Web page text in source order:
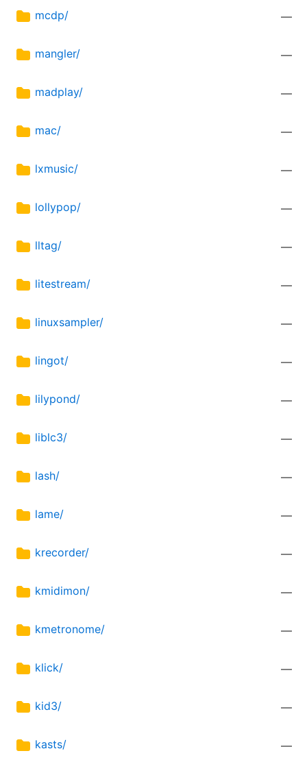
mcdp/ —
mangler/ —
madplay/ —
mac/ —
lxmusic/ —
lollypop/ —
lltag/ —
litestream/ —
linuxsampler/ —
lingot/ —
lilypond/ —
liblc3/ —
lash/ —
lame/ —
krecorder/ —
kmidimon/ —
kmetronome/ —
klick/ —
kid3/ —
kasts/ —